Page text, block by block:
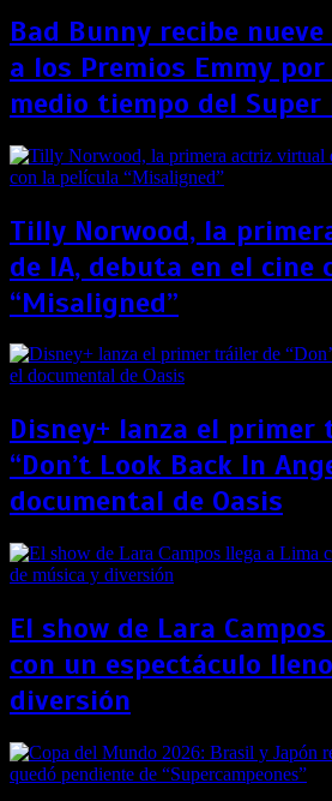
Bad Bunny recibe
a los Premios Emmy
medio tiempo del Super
Tilly Norwood, la
de IA, debuta en el cine
“Misaligned”
Disney+ lanza el
“Don’t Look Back In
documental de Oasis
El show de Lara
con un espectáculo
diversión